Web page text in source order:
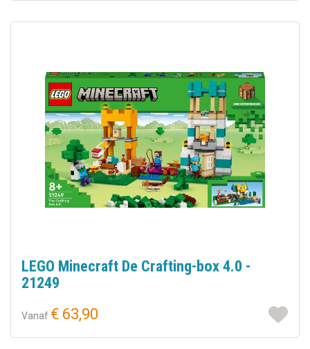
LEGO Minecraft De Crafting-box 4.0 -
21249
Vanaf € 63,90